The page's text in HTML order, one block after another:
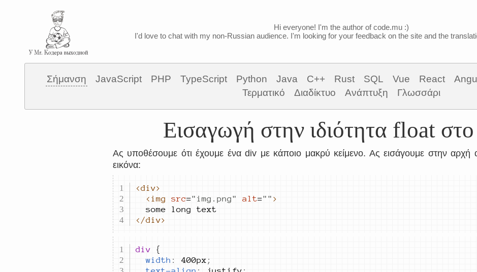
Hi everyone! I'm the author of code.mu :)
I'd love to chat with my non-Russian audience. I'm looking for your feedback on the site and the
Σήμανση JavaScript PHP TypeScript Python Java C++ Rust SQL Vue React
Τερματικό
Διαδίκτυο Ανάπτυξη Γλωσσάρι
Εισαγωγή στην ιδιότητα float
Ας υποθέσουμε ότι έχουμε ένα div με κάποιο μακρύ κείμενο. Ας εισάγουμε στην αρχή
εικόνα:
<div>
<img
src=" img.png" alt=" " >
</div>
div
width : 400px ;